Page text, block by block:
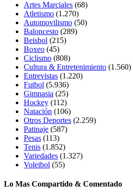
Artes Marciales (68)
Atletismo (1.270)
Automovilismo (50)
Baloncesto (289)
Beisbol (215)
Boxeo (45)
Ciclismo (808)
Cultura & Entretenimiento (1.560)
Entrevistas (1.220)
Futbol (5.936)
Gimnasia (25)
Hockey (112)
Natación (106)
Otros Deportes (2.259)
Patinaje (587)
Pesas (113)
Tenis (1.852)
Variedades (1.327)
Voleibol (55)
Lo Mas Compartido & Comentado